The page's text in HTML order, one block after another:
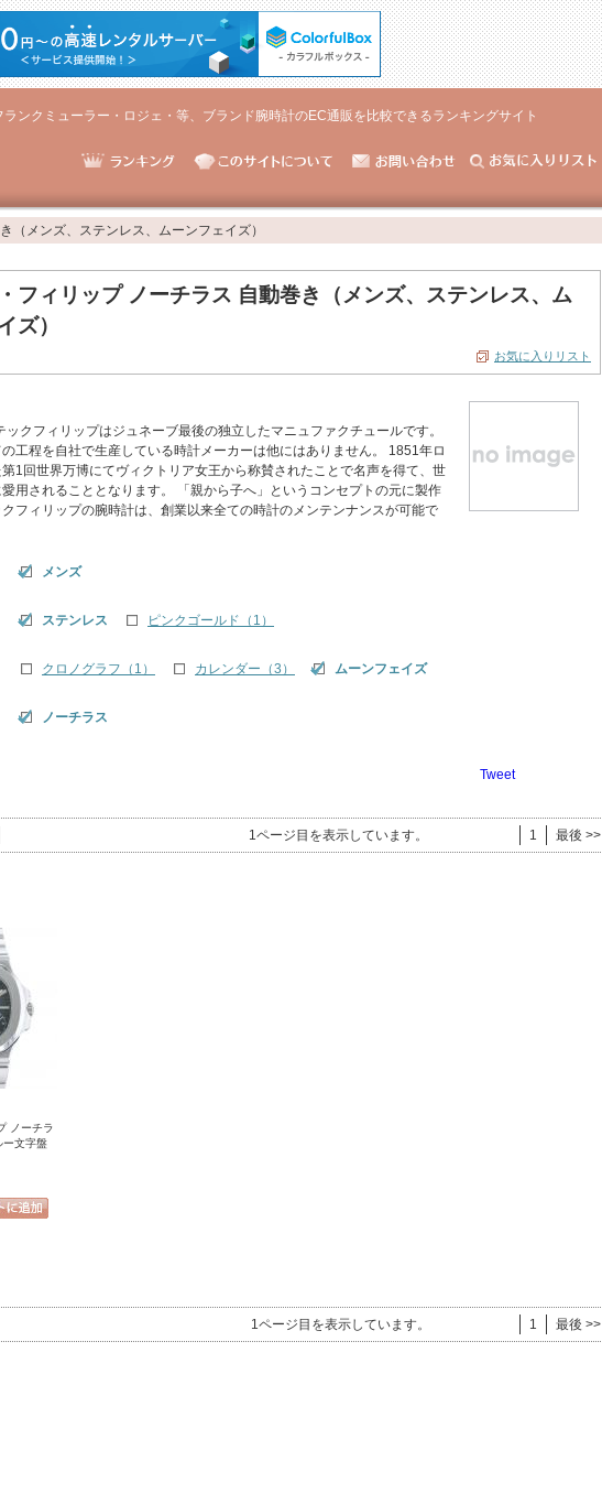
ンクミューラー・ロジェ・等、ブランド腕時計のEC通販を比較できるランキングサイト
（メンズ、ステンレス、ムーンフェイズ）
フィリップ ノーチラス 自動巻き（メンズ、ステンレス、ム
ズ）
お気に入りリスト
ックフィリップはジュネーブ最後の独立したマニュファクチュールです。
工程を自社で生産している時計メーカーは他にはありません。 1851年ロ
1回世界万博にてヴィクトリア女王から称賛されたことで名声を得て、世
用されることとなります。 「親から子へ」というコンセプトの元に製作
フィリップの腕時計は、創業以来全ての時計のメンテンナンスが可能で
メンズ
ステンレス ピンクゴールド（1）
クロノグラフ（1） カレンダー（3） ムーンフェイズ
ノーチラス
Tweet
1ページ目を表示しています。 1 最後 >>
ノーチラ
文字盤
1ページ目を表示しています。 1 最後 >>